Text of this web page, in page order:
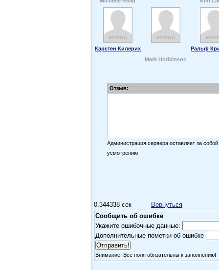
Карстен Килерих
Ральф
Mark Hodkinson
Отзыв:
Администрация сервера оставляет за
усмотрению
0.344338 сек
Вернуться
Сообщить об ошибке
Укажите ошибочные данные:
Дополнительные пометки об ошибке
Внимание! Все поля обязательны к заполнению!